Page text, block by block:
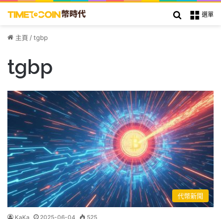
選單
搜索
主頁 /tgbp
tgbp
代幣新聞
KaKa 2025-06-04 525